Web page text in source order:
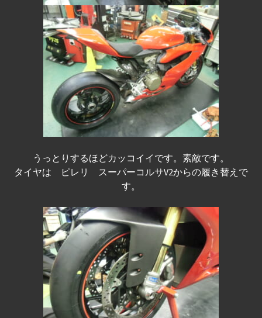
うっとりするほどカッコイイです。素敵です。
タイヤは ピレリ スーパーコルサV2からの履き替えで
す。